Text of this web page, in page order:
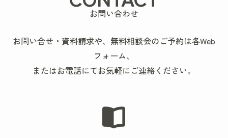
お問い合わせ
お問い合せ・資料請求や、無料相談会のご予約は各Web
フォーム、
またはお電話にてお気軽にご連絡ください。